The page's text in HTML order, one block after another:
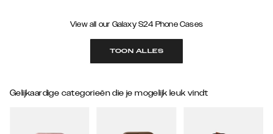
View all our Galaxy S24 Phone Cases
TOON ALLES
Gelijkaardige categorieën die je mogelijk leuk vindt